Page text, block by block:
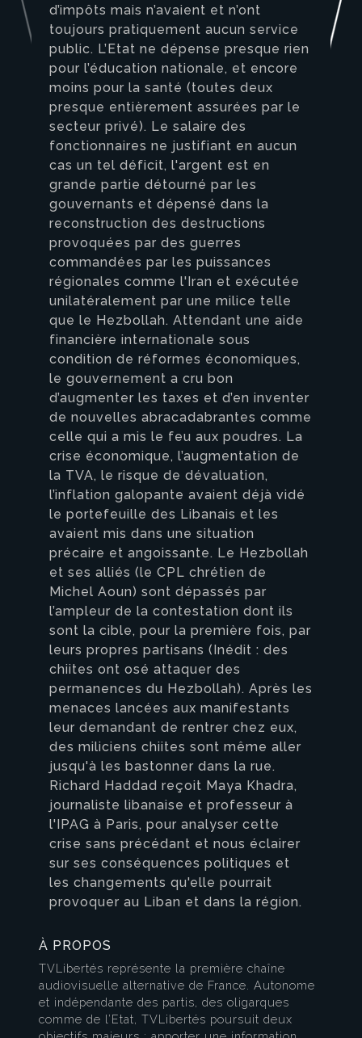
d’impôts mais n’avaient et n’ont
toujours pratiquement aucun service
public. L’Etat ne dépense presque rien
pour l’éducation nationale, et encore
moins pour la santé (toutes deux
presque entièrement assurées par le
secteur privé). Le salaire des
fonctionnaires ne justifiant en aucun
cas un tel déficit, l'argent est en
grande partie détourné par les
gouvernants et dépensé dans la
reconstruction des destructions
provoquées par des guerres
commandées par les puissances
régionales comme l'Iran et exécutée
unilatéralement par une milice telle
que le Hezbollah. Attendant une aide
financière internationale sous
condition de réformes économiques,
le gouvernement a cru bon
d’augmenter les taxes et d’en inventer
de nouvelles abracadabrantes comme
celle qui a mis le feu aux poudres. La
crise économique, l’augmentation de
la TVA, le risque de dévaluation,
l’inflation galopante avaient déjà vidé
le portefeuille des Libanais et les
avaient mis dans une situation
précaire et angoissante. Le Hezbollah
et ses alliés (le CPL chrétien de
Michel Aoun) sont dépassés par
l’ampleur de la contestation dont ils
sont la cible, pour la première fois, par
leurs propres partisans (Inédit : des
chiites ont osé attaquer des
permanences du Hezbollah). Après les
menaces lancées aux manifestants
leur demandant de rentrer chez eux,
des miliciens chiites sont même aller
jusqu'à les bastonner dans la rue.
Richard Haddad reçoit Maya Khadra,
journaliste libanaise et professeur à
l'IPAG à Paris, pour analyser cette
crise sans précédant et nous éclairer
sur ses conséquences politiques et
les changements qu'elle pourrait
provoquer au Liban et dans la région.
À PROPOS
TVLibertés représente la première chaîne
audiovisuelle alternative de France. Autonome
et indépendante des partis, des oligarques
comme de l’Etat, TVLibertés poursuit deux